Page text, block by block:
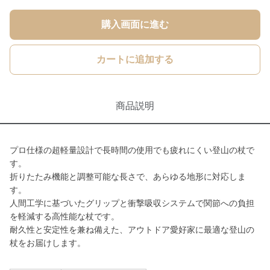
購入画面に進む
カートに追加する
商品説明
プロ仕様の超軽量設計で長時間の使用でも疲れにくい登山の杖で
す。
折りたたみ機能と調整可能な長さで、あらゆる地形に対応しま
す。
人間工学に基づいたグリップと衝撃吸収システムで関節への負担
を軽減する高性能な杖です。
耐久性と安定性を兼ね備えた、アウトドア愛好家に最適な登山の
杖をお届けします。